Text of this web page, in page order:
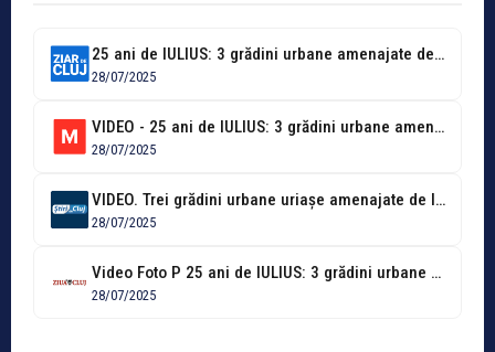
25 ani de IULIUS: 3 grădini urbane amenajate de la zero în...
28/07/2025
VIDEO - 25 ani de IULIUS: 3 grădini urbane amenajate de la...
28/07/2025
VIDEO. Trei grădini urbane uriașe amenajate de la zero în Cluj-Napoca, Iași,...
28/07/2025
Video Foto P 25 ani de IULIUS: 3 grădini urbane amenajate de...
28/07/2025